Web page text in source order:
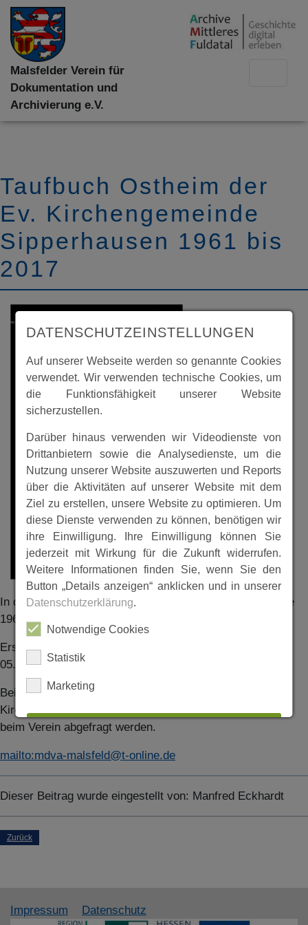
Malsfelder Verein für
Dokumentation und
Archivierung e.V.
Taufbuch Ostheim der
Ev. Kirchengemeinde
Sipperhausen 1961 bis
2017
In dem Kirchenbuch sind die Taufen in Ostheim der Jahre
1961 bis 2017 vermerkt.
Erster Eintrag am 08.01.1961; letzter Eintrag am
05.06.2017. Mit Register.
Bei berechtigtem Interesse können einzelne Inhalte des
Kirchenbuchs,unter Angabe des Verwendungszwecks
beim Verein abgefragt werden.
mailto:mdva-malsfeld@t-online.de
Dieser Beitrag wurde eingestellt von: Manfred Eckhardt
Zurück
Impressum Datenschutz
DATENSCHUTZEINSTELLUNGEN
Auf unserer Webseite werden so genannte Cookies
verwendet. Wir verwenden technische Cookies, um
die Funktionsfähigkeit unserer Website
sicherzustellen.
Darüber hinaus verwenden wir Videodienste von
Drittanbietern sowie die Analysedienste, um die
Nutzung unserer Website auszuwerten und Reports
über die Aktivitäten auf unserer Website mit dem
Ziel zu erstellen, unsere Website zu optimieren. Um
diese Dienste verwenden zu können, benötigen wir
ihre Einwilligung. Ihre Einwilligung können Sie
jederzeit mit Wirkung für die Zukunft widerrufen.
Weitere Informationen finden Sie, wenn Sie den
Button „Details anzeigen“ anklicken und in unserer
Datenschutzerklärung.
Notwendige Cookies
Statistik
Marketing
ALLES AUSWÄHLEN
ABLEHNEN
SPEICHERN